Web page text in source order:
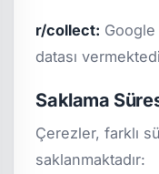
r/collect:
datası
Saklama
Çerezler, farklı
saklanmaktadır: